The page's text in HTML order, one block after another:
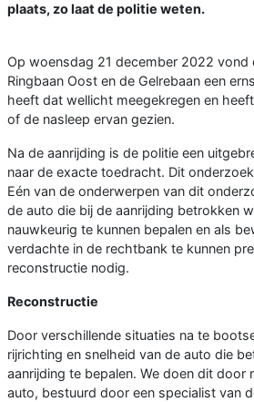
plaats, zo laat de politie weten.
Op woensdag 21 december 2022 vond
Ringbaan Oost en de Gelrebaan een
heeft dat wellicht meegekregen en
of de nasleep ervan gezien.
Na de aanrijding is de politie een
naar de exacte toedracht. Dit
Eén van de onderwerpen van dit
de auto die bij de aanrijding betrokken
nauwkeurig te kunnen bepalen en als
verdachte in de rechtbank te kunnen
reconstructie nodig.
Reconstructie
Door verschillende situaties na te
rijrichting en snelheid van de auto die
aanrijding te bepalen. We doen dit door
auto, bestuurd door een specialist van